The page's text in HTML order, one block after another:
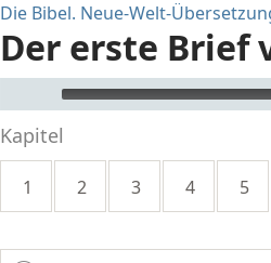
Die Bibel. Neue-Welt-
Der erste Brief
Audio Player
Kapitel
1 2 3 4 5